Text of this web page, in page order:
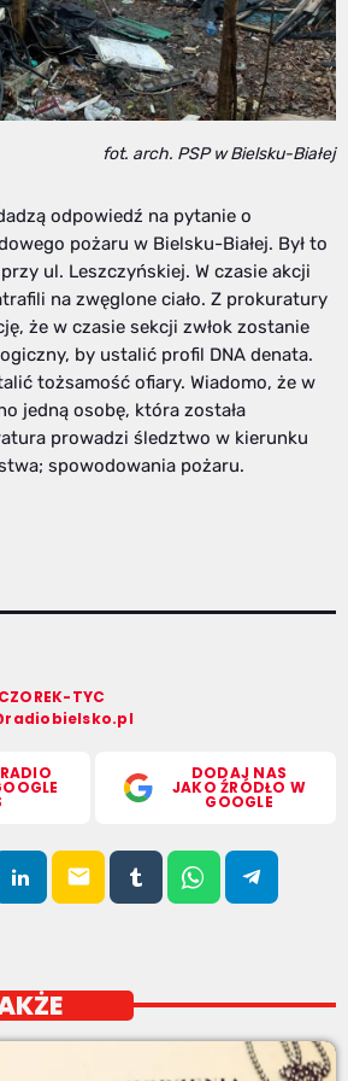
fot. arch. PSP w Bielsku-Białej
odpowiedź na pytanie o
pożaru w Bielsku-Białej. Był to
ul. Leszczyńskiej. W czasie akcji
na zwęglone ciało. Z prokuratury
że w czasie sekcji zwłok zostanie
by ustalić profil DNA denata.
tożsamość ofiary. Wiadomo, że w
jedną osobę, która została
prowadzi śledztwo w kierunku
spowodowania pożaru.
TYC
DODAJ NAS
JAKO ŹRÓDŁO W
GOOGLE
email